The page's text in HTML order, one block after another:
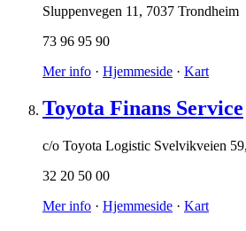
Sluppenvegen 11 , 7037 Trondheim
73 96 95 90
Mer info · Hjemmeside · Kart
Toyota Finans Service
c/o Toyota Logistic Svelvikveien 59,
32 20 50 00
Mer info · Hjemmeside · Kart